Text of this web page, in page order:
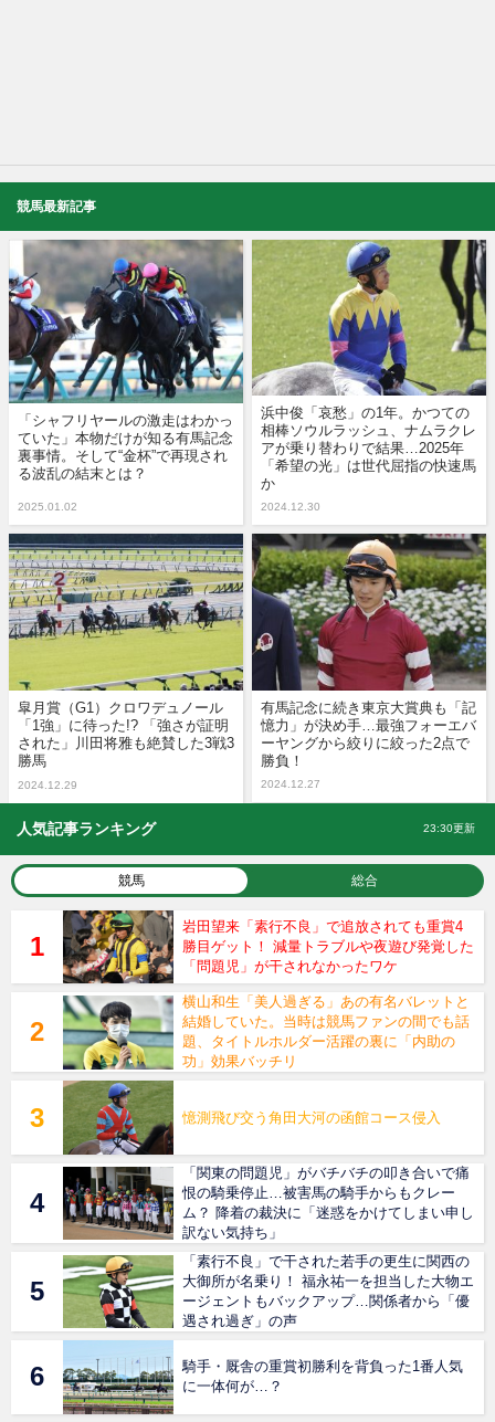
競馬最新記事
「シャフリヤールの激走はわかっ
ていた」本物だけが知る有馬記念
裏事情。そして“金杯”で再現され
る波乱の結末とは？
2025.01.02
浜中俊「哀愁」の1年。かつての
相棒ソウルラッシュ、ナムラクレ
アが乗り替わりで結果…2025年
「希望の光」は世代屈指の快速馬
か
2024.12.30
皐月賞（G1）クロワデュノール
「1強」に待った!? 「強さが証明
された」川田将雅も絶賛した3戦3
勝馬
2024.12.29
有馬記念に続き東京大賞典も「記
憶力」が決め手…最強フォーエバ
ーヤングから絞りに絞った2点で
勝負！
2024.12.27
人気記事ランキング 23:30更新
競馬 総合
岩田望来「素行不良」で追放されても重賞4
勝目ゲット！ 減量トラブルや夜遊び発覚した
「問題児」が干されなかったワケ
横山和生「美人過ぎる」あの有名バレットと
結婚していた。当時は競馬ファンの間でも話
題、タイトルホルダー活躍の裏に「内助の
功」効果バッチリ
憶測飛び交う角田大河の函館コース侵入
「関東の問題児」がバチバチの叩き合いで痛
恨の騎乗停止…被害馬の騎手からもクレー
ム？ 降着の裁決に「迷惑をかけてしまい申し
訳ない気持ち」
「素行不良」で干された若手の更生に関西の
大御所が名乗り！ 福永祐一を担当した大物エ
ージェントもバックアップ…関係者から「優
遇され過ぎ」の声
騎手・厩舎の重賞初勝利を背負った1番人気
に一体何が…？